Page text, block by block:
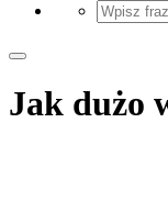
Jak dużo